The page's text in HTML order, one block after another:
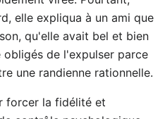
elle expliqua à un ami que
qu'elle avait bel et bien
de l'expulser parce
une randienne rationnelle.
forcer la fidélité et